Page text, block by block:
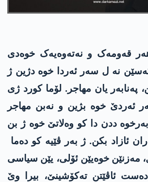
قەومەک و نەتەوەیەک خوەدی
نە ل سەر ئەردا خوە دژین ژ
پەنابەر یان مھاجر. لۆما کورد ژی
ئەردێ خوە بژین و نەبن مھاجر
ددن دا کو وەلاتێ خوە ژ بن
ئازاد بکن. ژ بەر ڤێیە کو دەما
مەزنێن خوەیێن ئۆلی، یێن سیاسی
ئاڤێتن تەکۆشینێ، بیرا وێ